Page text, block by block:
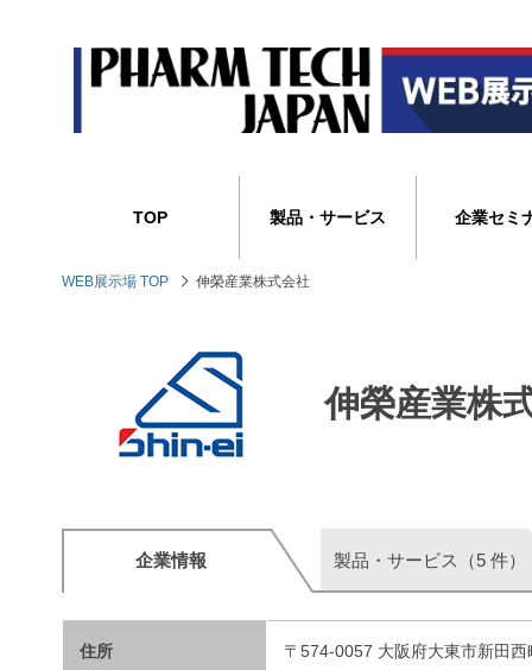
TOP 製品・サービス 企業セミ
WEB展示場 TOP 伸榮産業株式会社
伸榮産業株
企業情報 製品・サービス（5 件）
住所 〒574-0057 大阪府大東市新田西